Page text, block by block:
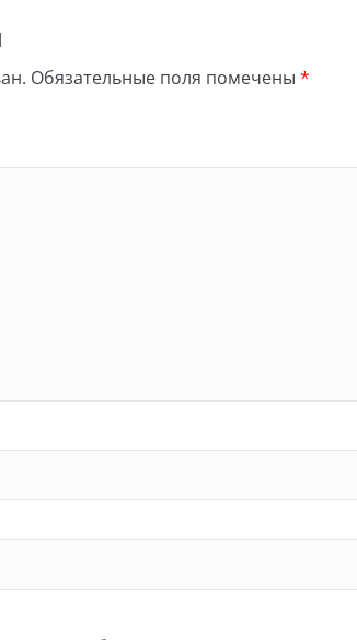
Обязательные поля помечены *